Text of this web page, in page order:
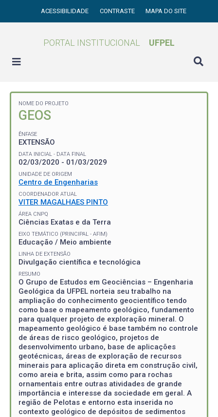
ACESSIBILIDADE CONTRASTE MAPA DO SITE
PORTAL INSTITUCIONAL UFPEL
NOME DO PROJETO
GEOS
ÊNFASE
EXTENSÃO
DATA INICIAL - DATA FINAL
02/03/2020 - 01/03/2029
UNIDADE DE ORIGEM
Centro de Engenharias
COORDENADOR ATUAL
VITER MAGALHAES PINTO
ÁREA CNPQ
Ciências Exatas e da Terra
EIXO TEMÁTICO (PRINCIPAL - AFIM)
Educação / Meio ambiente
LINHA DE EXTENSÃO
Divulgação científica e tecnológica
RESUMO
O Grupo de Estudos em Geociências – Engenharia
Geológica da UFPEL norteia seu trabalho na
ampliação do conhecimento geocientífico tendo
como base o mapeamento geológico, fundamento
para qualquer projeto de exploração mineral. O
mapeamento geológico é base também no controle
de áreas de risco geológico, projetos de
desenvolvimento urbano, base de aplicações
geotécnicas, áreas de exploração de recursos
minerais para aplicação direta em construção civil,
como areia e brita, assim como para rochas
ornamentais entre outras atividades de grande
importância e interesse da sociedade em geral. A
região de Pelotas e entorno esta inserida no
contexto geológico de depósitos de sedimentos